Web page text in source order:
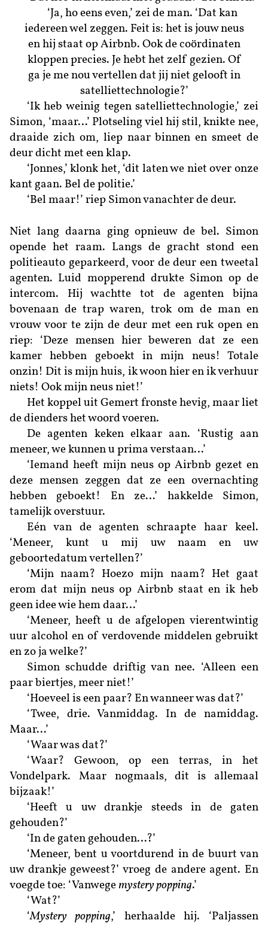
‘Ja, ho eens even,’ zei de man. ‘Dat kan
iedereen wel zeggen. Feit is: het is jouw neus
en hij staat op Airbnb. Ook de coördinaten
kloppen precies. Je hebt het zelf gezien. Of
ga je me nou vertellen dat jij niet gelooft in
satelliettechnologie?’
‘Ik heb weinig tegen satelliettechnologie,’ zei
Simon, ‘maar…’ Plotseling viel hij stil, knikte nee,
draaide zich om, liep naar binnen en smeet de
deur dicht met een klap.
‘Jonnes,’ klonk het, ‘dit laten we niet over onze
kant gaan. Bel de politie.’
‘Bel maar!’ riep Simon vanachter de deur.
Niet lang daarna ging opnieuw de bel. Simon
opende het raam. Langs de gracht stond een
politieauto geparkeerd, voor de deur een tweetal
agenten. Luid mopperend drukte Simon op de
intercom. Hij wachtte tot de agenten bijna
bovenaan de trap waren, trok om de man en
vrouw voor te zijn de deur met een ruk open en
riep: ‘Deze mensen hier beweren dat ze een
kamer hebben geboekt in mijn neus! Totale
onzin! Dit is mijn huis, ik woon hier en ik verhuur
niets! Ook mijn neus niet!’
Het koppel uit Gemert fronste hevig, maar liet
de dienders het woord voeren.
De agenten keken elkaar aan. ‘Rustig aan
meneer, we kunnen u prima verstaan…’
‘Iemand heeft mijn neus op Airbnb gezet en
deze mensen zeggen dat ze een overnachting
hebben geboekt! En ze…’ hakkelde Simon,
tamelijk overstuur.
Eén van de agenten schraapte haar keel.
‘Meneer, kunt u mij uw naam en uw
geboortedatum vertellen?’
‘Mijn naam? Hoezo mijn naam? Het gaat
erom dat mijn neus op Airbnb staat en ik heb
geen idee wie hem daar…’
‘Meneer, heeft u de afgelopen vierentwintig
uur alcohol en of verdovende middelen gebruikt
en zo ja welke?’
Simon schudde driftig van nee. ‘Alleen een
paar biertjes, meer niet!’
‘Hoeveel is een paar? En wanneer was dat?’
‘Twee, drie. Vanmiddag. In de namiddag.
Maar…’
‘Waar was dat?’
‘Waar? Gewoon, op een terras, in het
Vondelpark. Maar nogmaals, dit is allemaal
bijzaak!’
‘Heeft u uw drankje steeds in de gaten
gehouden?’
‘In de gaten gehouden…?’
‘Meneer, bent u voortdurend in de buurt van
uw drankje geweest?’ vroeg de andere agent. En
voegde toe: ‘Vanwege mystery popping.’
‘Wat?’
‘Mystery popping,’ herhaalde hij. ‘Paljassen